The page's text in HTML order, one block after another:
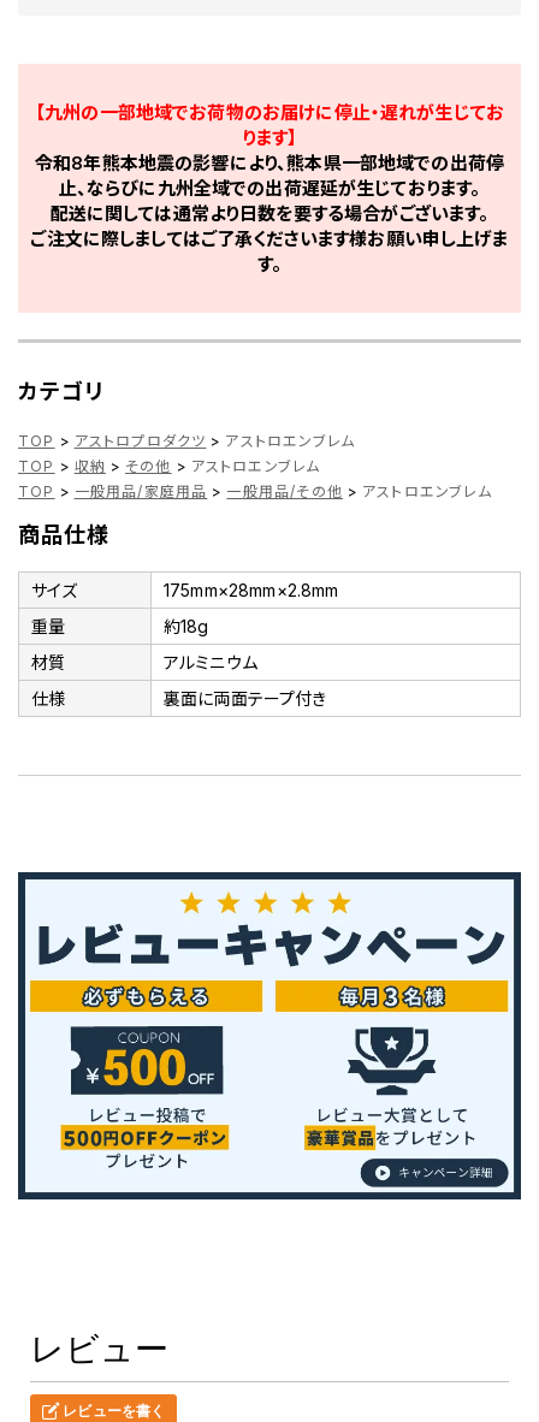
【九州の一部地域でお荷物のお届けに停止・遅れが生じてお
ります】
令和8年熊本地震の影響により、熊本県一部地域での出荷停
止、ならびに九州全域での出荷遅延が生じております。
配送に関しては通常より日数を要する場合がございます。
ご注文に際しましてはご了承くださいます様お願い申し上げま
す。
カテゴリ
TOP > アストロプロダクツ > アストロエンブレム
TOP > 収納 > その他 > アストロエンブレム
TOP > 一般用品/家庭用品 > 一般用品/その他 > アストロエンブレム
商品仕様
サイズ
175mm×28mm×2.8mm
重量
約18g
材質
アルミニウム
仕様
裏面に両面テープ付き
レビュー
レビューを書く